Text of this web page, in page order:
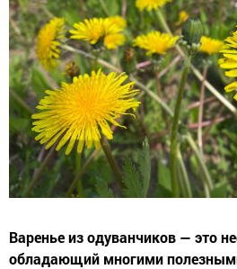
Варенье из одуванчиков — это
обладающий многими